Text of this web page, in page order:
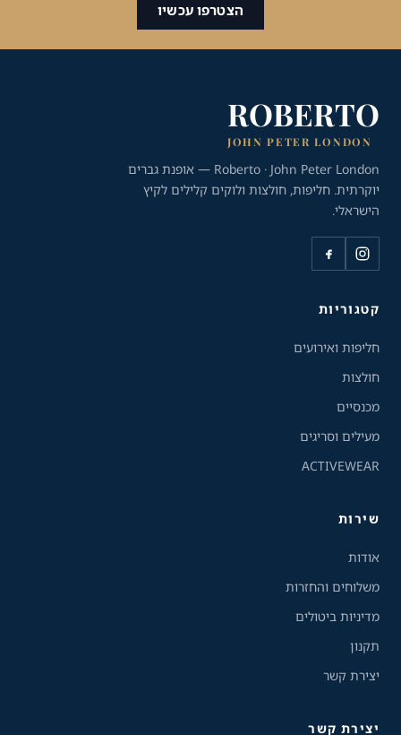
הצטרפו עכשיו
ROBERTO
JOHN PETER LONDON
Roberto · John Peter London — אופנת גברים
יוקרתית. חליפות, חולצות ולוקים קלילים לקיץ
הישראלי.
קטגוריות
חליפות ואירועים
חולצות
מכנסיים
מעילים וסריגים
ACTIVEWEAR
שירות
אודות
משלוחים והחזרות
מדיניות ביטולים
תקנון
יצירת קשר
יצירת קשר
כלי נגישות
גודל טקסט
A-